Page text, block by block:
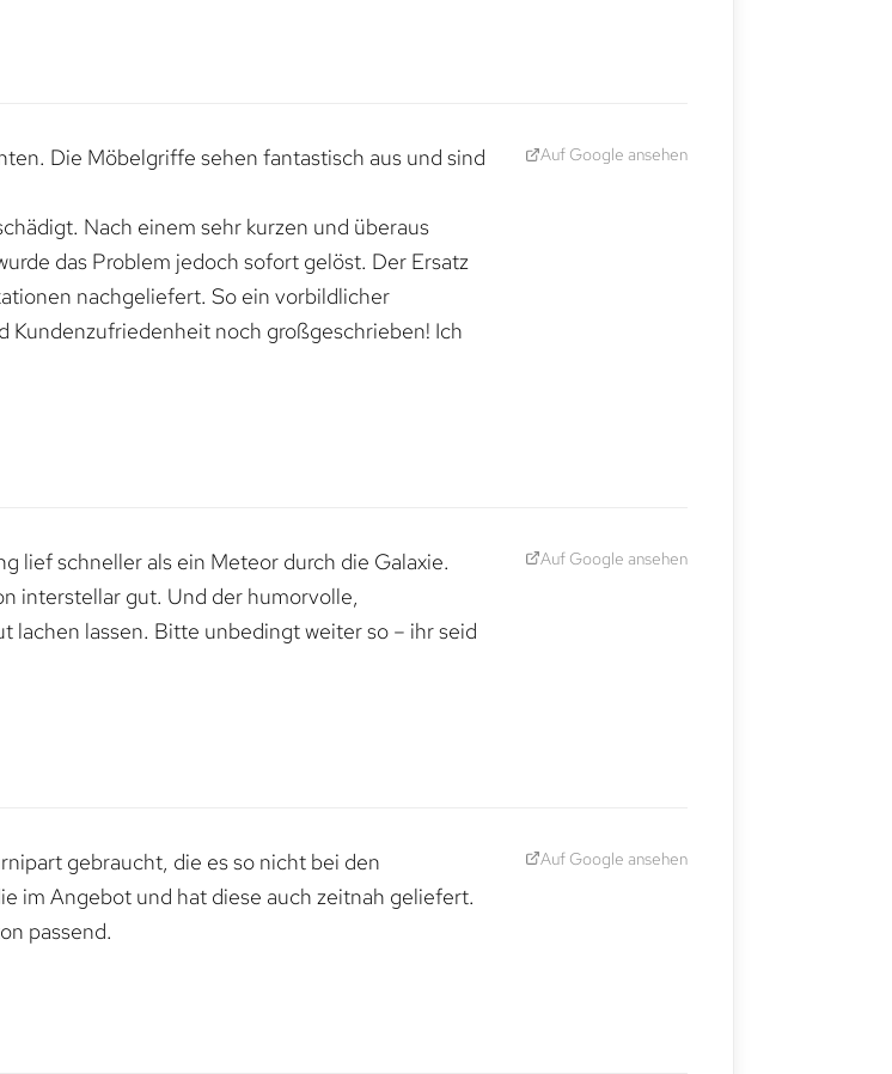
Die Möbelgriffe sehen fantastisch aus und sind
Nach einem sehr kurzen und überaus
das Problem jedoch sofort gelöst. Der Ersatz
nachgeliefert. So ein vorbildlicher
Kundenzufriedenheit noch großgeschrieben! Ich
Auf Google ansehen
lief schneller als ein Meteor durch die Galaxie.
interstellar gut. Und der humorvolle,
lachen lassen. Bitte unbedingt weiter so – ihr seid
Auf Google ansehen
gebraucht, die es so nicht bei den
im Angebot und hat diese auch zeitnah geliefert.
passend.
Auf Google ansehen